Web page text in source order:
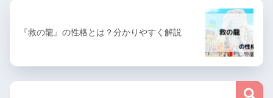
『救の龍』の性格とは？分かりやすく解説